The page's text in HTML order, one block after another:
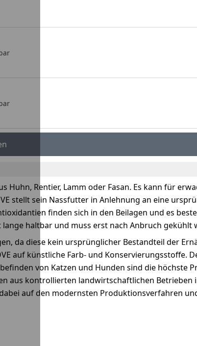
Rentier, Lamm oder Fasan. Es kann für
stellt sein Nassfutter in Anlehnung an eine
finden sich in den Beilagen und es
haltbar und muss erst nach Anbruch gekühlt
da diese kein ursprünglicher Bestandteil der
auf künstliche Farb- und Konservierungsstoffe.
von Katzen und Hunden sind die höchste
aus kontrollierten landwirtschaftlichen Betrieben
auf den modernsten Produktionsverfahren